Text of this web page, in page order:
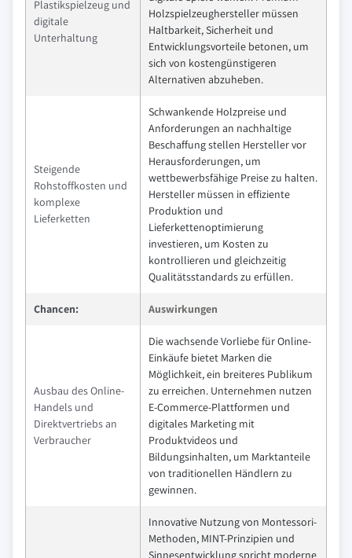
Plastikspielzeug und
digitale
Unterhaltung
Holzspielzeughersteller müssen
Haltbarkeit, Sicherheit und
Entwicklungsvorteile betonen, um
sich von kostengünstigeren
Alternativen abzuheben.
Steigende
Rohstoffkosten und
komplexe
Lieferketten
Schwankende Holzpreise und
Anforderungen an nachhaltige
Beschaffung stellen Hersteller vor
Herausforderungen, um
wettbewerbsfähige Preise zu halten.
Hersteller müssen in effiziente
Produktion und
Lieferkettenoptimierung
investieren, um Kosten zu
kontrollieren und gleichzeitig
Qualitätsstandards zu erfüllen.
Chancen: Auswirkungen
Ausbau des Online-
Handels und
Direktvertriebs an
Verbraucher
Die wachsende Vorliebe für Online-
Einkäufe bietet Marken die
Möglichkeit, ein breiteres Publikum
zu erreichen. Unternehmen nutzen
E-Commerce-Plattformen und
digitales Marketing mit
Produktvideos und
Bildungsinhalten, um Marktanteile
von traditionellen Händlern zu
gewinnen.
Innovative Nutzung von Montessori-
Methoden, MINT-Prinzipien und
Sinnesentwicklung spricht moderne